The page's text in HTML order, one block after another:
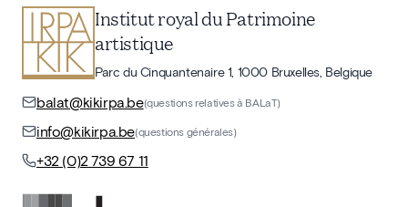
Institut royal du Patrimoine
artistique
Parc du Cinquantenaire 1, 1000 Bruxelles, Belgique
balat@kikirpa.be(questions relatives à BALaT)
info@kikirpa.be(questions générales)
+32 (0)2 739 67 11